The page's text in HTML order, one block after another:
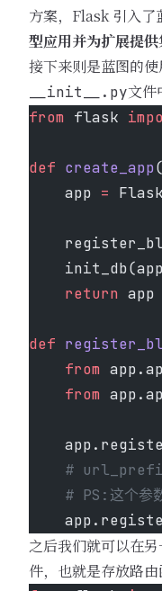
方案，Flask 引入了
型应用并为扩展提供
接下来则是蓝图的
__init__.py文件
from flask
def create_app
    app
=
    return
app
def
    from
    from
# url_prefix
# PS:这个参
之后我们就可以在
件，也就是存放路